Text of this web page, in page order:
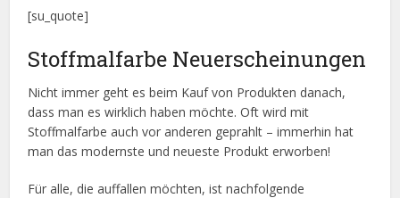
[su_quote]
Stoffmalfarbe Neuerscheinungen
Nicht immer geht es beim Kauf von Produkten danach,
dass man es wirklich haben möchte. Oft wird mit
Stoffmalfarbe auch vor anderen geprahlt – immerhin hat
man das modernste und neueste Produkt erworben!
Für alle, die auffallen möchten, ist nachfolgende